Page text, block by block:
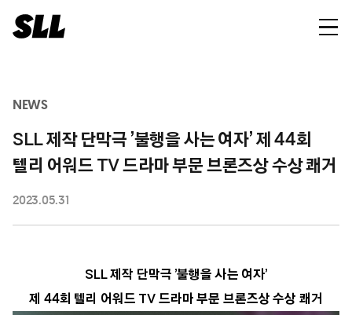
NEWS
SLL 제작 단막극 ’불행을 사는 여자’ 제 44회
텔리 어워드 TV 드라마 부문 브론즈상 수상 쾌거
2023.05.31
SLL 제작 단막극 ’불행을 사는 여자’
제 44회 텔리 어워드 TV 드라마 부문 브론즈상 수상 쾌거